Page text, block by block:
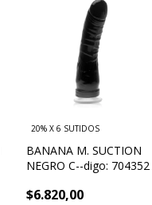
BANANA M. SUCTION
NEGRO C--digo: 704352
$6.820,00
20% X 6 SUTIDOS